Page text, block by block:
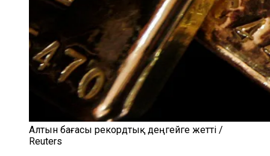
Алтын бағасы рекордтық деңгейге жетті /
Reuters